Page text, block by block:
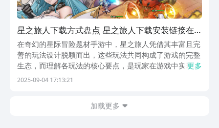
星之旅人下载方式盘点 星之旅人下载安装链接在
哪里
在奇幻的星际冒险题材手游中，星之旅人凭借其丰富且完
善的玩法设计脱颖而出，这些玩法共同构成了游戏的完整
生态，而理解各玩法的核心要点，是玩家在游戏中实现稳
步发展、充分体验游戏内容的基础，星之旅人下载方式的
更多
2025-09-04 17:13:21
加载更多